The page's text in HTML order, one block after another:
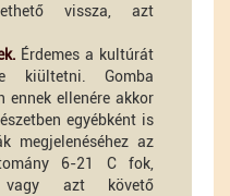
vissza, azt
Érdemes a kultúrát
kiültetni. Gomba
ennek ellenére akkor
egyébként is
megjelenéséhez az
6-21 C fok,
vagy azt követő